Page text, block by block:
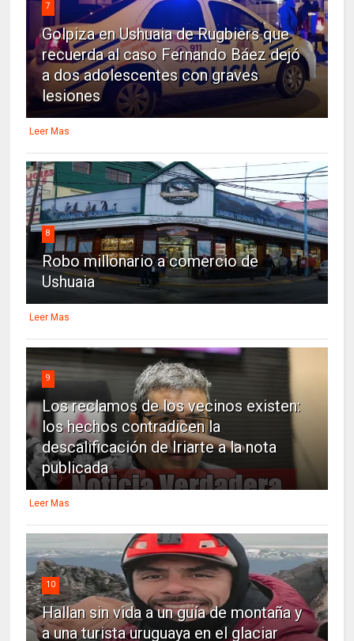
7
Golpiza en Ushuaia de Rugbiers que
recuerda al caso Fernando Báez dejó
a dos adolescentes con graves
lesiones
Leer Mas
8
Robo millonario a comercio de
Ushuaia
Leer Mas
9
Los reclamos de los vecinos existen:
los hechos contradicen la
descalificación de Iriarte a la nota
publicada
Leer Mas
10
Hallan sin vida a un guía de montaña y
a una turista uruguaya en el glaciar